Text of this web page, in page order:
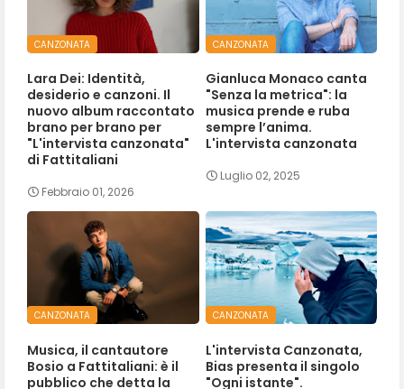
CANZONATA
Lara Dei: Identità,
desiderio e canzoni. Il
nuovo album raccontato
brano per brano per
"L'intervista canzonata"
di Fattitaliani
Febbraio 01, 2026
CANZONATA
Gianluca Monaco canta
"Senza la metrica": la
musica prende e ruba
sempre l’anima.
L'intervista canzonata
Luglio 02, 2025
CANZONATA
Musica, il cantautore
Bosio a Fattitaliani: è il
pubblico che detta la
CANZONATA
L'intervista Canzonata,
Bias presenta il singolo
"Ogni istante".